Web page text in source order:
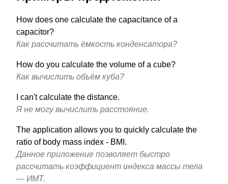
How does one calculate the capacitance of a
capacitor?
Как рассчитать ёмкость конденсатора?
How do you calculate the volume of a cube?
Как вычислить объём куба?
I can't calculate the distance.
Я не могу вычислить расстояние.
The application allows you to quickly calculate the
ratio of body mass index - BMI.
Данное приложение позволяет быстро
рассчитать коэффициент индекса массы тела
— ИМТ.